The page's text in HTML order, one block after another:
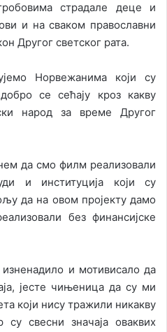
страдале деце и
и на сваком православни
Другог светског рата.
Норвежанима који су
се сећају кроз какву
народ за време Другог
да смо филм реализовали
и институција који су
да на овом пројекту дамо
без финансијске
и мотивисало да
јесте чињеница да су ми
који нису тражили никакву
су свесни значаја оваквих